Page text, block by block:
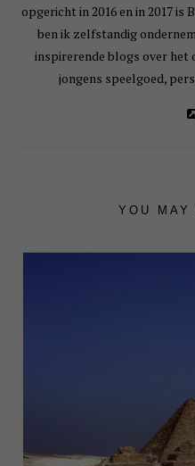
opgericht in 2016 en in 2017 is
ben ik zelfstandig
inspirerende blogs over het
jongens speelgoed,
YOU